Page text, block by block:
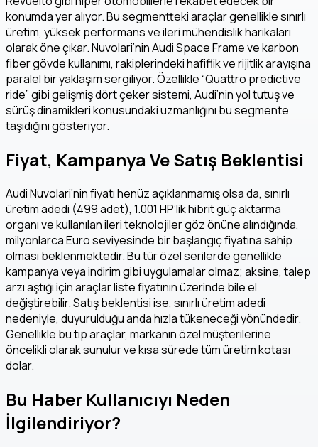
konumda yer alıyor. Bu segmentteki araçlar genellikle sınırlı
üretim, yüksek performans ve ileri mühendislik harikaları
olarak öne çıkar. Nuvolari’nin Audi Space Frame ve karbon
fiber gövde kullanımı, rakiplerindeki hafiflik ve rijitlik arayışına
paralel bir yaklaşım sergiliyor. Özellikle “Quattro predictive
ride” gibi gelişmiş dört çeker sistemi, Audi’nin yol tutuş ve
sürüş dinamikleri konusundaki uzmanlığını bu segmente
taşıdığını gösteriyor.
Fiyat, Kampanya Ve Satış Beklentisi
Audi Nuvolari’nin fiyatı henüz açıklanmamış olsa da, sınırlı
üretim adedi (499 adet), 1.001 HP’lik hibrit güç aktarma
organı ve kullanılan ileri teknolojiler göz önüne alındığında,
milyonlarca Euro seviyesinde bir başlangıç fiyatına sahip
olması beklenmektedir. Bu tür özel serilerde genellikle
kampanya veya indirim gibi uygulamalar olmaz; aksine, talep
arzı aştığı için araçlar liste fiyatının üzerinde bile el
değiştirebilir. Satış beklentisi ise, sınırlı üretim adedi
nedeniyle, duyurulduğu anda hızla tükeneceği yönündedir.
Genellikle bu tip araçlar, markanın özel müşterilerine
öncelikli olarak sunulur ve kısa sürede tüm üretim kotası
dolar.
Bu Haber Kullanıcıyı Neden
İlgilendiriyor?